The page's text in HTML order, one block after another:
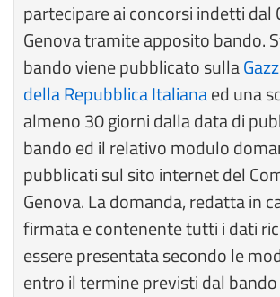
partecipare ai concorsi indetti dal
Genova tramite apposito bando.
bando viene pubblicato sulla
della Repubblica Italianaed una
almeno 30 giorni dalla data di
bando ed il relativo modulo
pubblicati sul sito internet del
Genova. La domanda, redatta in
firmata e contenente tutti i dati
essere presentata secondo le
entro il termine previsti dal